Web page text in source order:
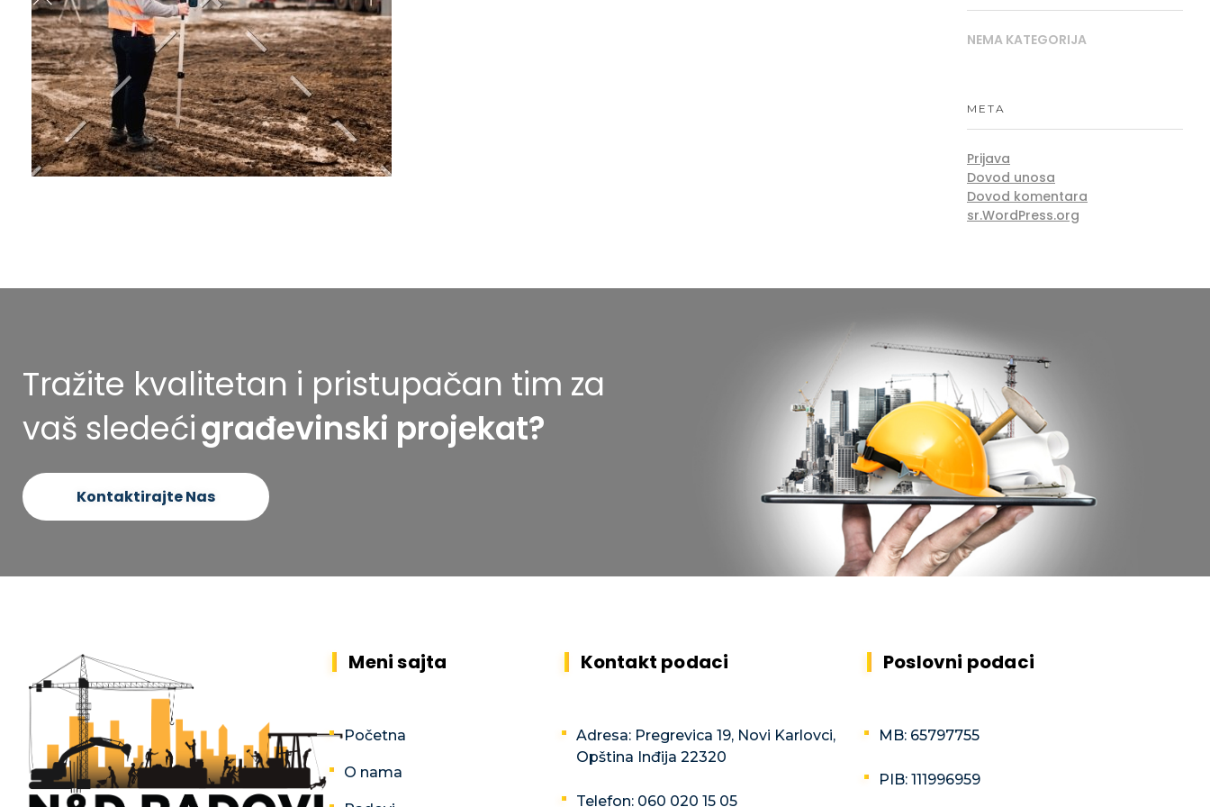
NEMA KATEGORIJA
META
Prijava
Dovod unosa
Dovod komentara
sr.WordPress.org
Tražite kvalitetan i pristupačan tim za
vaš sledećigrađevinski projekat?
Kontaktirajte Nas
Meni sajta
Početna
O nama
Kontakt podaci
Adresa: Pregrevica 19, Novi Karlovci,
Opština Inđija 22320
Telefon: 060 020 15 05
Poslovni podaci
MB: 65797755
PIB: 111996959